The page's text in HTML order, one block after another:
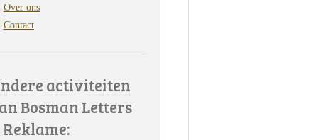
Over ons
Contact
activiteiten
Bosman Letters
Reklame: